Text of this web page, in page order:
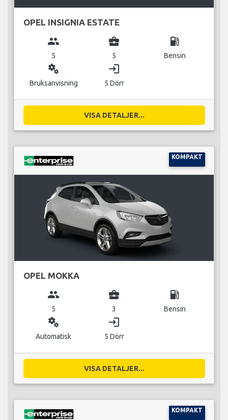
OPEL INSIGNIA ESTATE
group
5
business_center
5
local_gas_station
Bensin
miscellaneous_services
Bruksanvisning
login
5 Dörr
VISA DETALJER...
KOMPAKT
OPEL MOKKA
group
5
business_center
3
local_gas_station
Bensin
miscellaneous_services
Automatisk
login
5 Dörr
VISA DETALJER...
KOMPAKT